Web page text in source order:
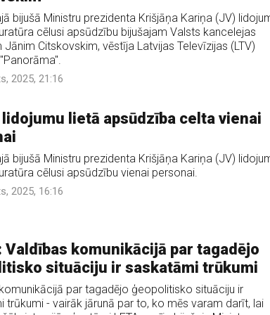
bijušā Ministru prezidenta Krišjāņa Kariņa (JV)
cēlusi apsūdzību bijušajam Valsts kancelejas
Citskovskim, vēstīja Latvijas Televīzijas (LTV)
2025, 21:16
lidojumu lietā apsūdzība celta vienai
bijušā Ministru prezidenta Krišjāņa Kariņa (JV)
cēlusi apsūdzību vienai personai.
2025, 16:16
Valdības komunikācijā par tagadējo
situāciju ir saskatāmi trūkumi
par tagadējo ģeopolitisko situāciju ir
trūkumi - vairāk jārunā par to, ko mēs varam darīt, lai